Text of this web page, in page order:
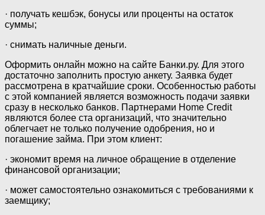
· получать кешбэк, бонусы или проценты на остаток
суммы;
· снимать наличные деньги.
Оформить онлайн можно на сайте Банки.ру. Для этого
достаточно заполнить простую анкету. Заявка будет
рассмотрена в кратчайшие сроки. Особенностью работы
с этой компанией является возможность подачи заявки
сразу в несколько банков. Партнерами Home Credit
являются более ста организаций, что значительно
облегчает не только получение одобрения, но и
погашение займа. При этом клиент:
· экономит время на личное обращение в отделение
финансовой организации;
· может самостоятельно ознакомиться с требованиями к
заемщику;